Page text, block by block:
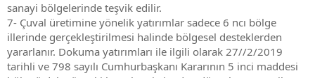
sanayi bölgelerinde teşvik edilir.
7- Çuval üretimine yönelik yatırımlar sadece 6 ncı bölge
illerinde gerçekleştirilmesi halinde bölgesel desteklerden
yararlanır. Dokuma yatırımları ile ilgili olarak 27//2/2019
tarihli ve 798 sayılı Cumhurbaşkanı Kararının 5 inci maddesi